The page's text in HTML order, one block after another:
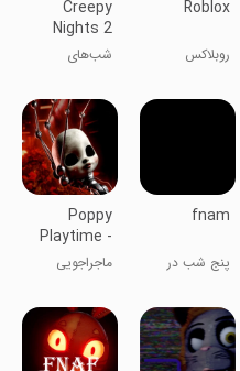
Roblox
روبلاکس
Creepy
Nights 2
شب‌های
fnam
پنج شب در
Poppy
Playtime -
Chapter 5
ماجراجویی